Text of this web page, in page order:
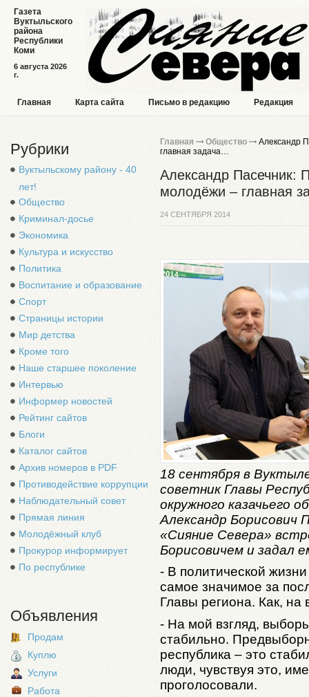
6 августа 2026
г.
Газета
Вуктыльского
района
Республики
Коми
Главная Карта сайта Письмо в редакцию Редакция
Рубрики
Вуктыльскому району - 40
лет!
Общество
Криминал-досье
Экономика
Культура и искусство
Политика
Воспитание и образование
Спорт
Страницы истории
Мир детства
Кроме того
Наше старшее поколение
Интервью
Информер новостей
Рейтинг сайтов
Блоги
Каталог сайтов
Архив номеров в PDF
Противодействие коррупции
Наблюдательный совет
Прямая линия
Молодёжный клуб
Прокурор информирует
По республике
Объявления
Продам
Куплю
Услуги
Работа
Главная Общество
Александр
главная задача…
Александр Пасечник:
молодёжи – главная
24 СЕНТЯБРЯ 2014
18 сентября в
советник Главы
окружного казачьего
Александр Борисович
«Сияние Севера»
Борисовичем и задал
- В политической
самое значимое за
Главы региона. Как,
- На мой взгляд,
стабильно.
республика – это
люди, чувствуя это,
проголосовали.